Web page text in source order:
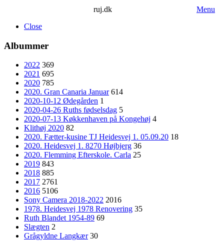
ruj.dk
Menu
Close
Albummer
2022 369
2021 695
2020 785
2020. Gran Canaria Januar 614
2020-10-12 Ødegården 1
2020-04-26 Ruths fødselsdag 5
2020-07-13 Køkkenhaven på Kongehøj 4
Klithøj 2020 82
2020. Fætter-kusine TJ Heidesvej 1. 05.09.20 18
2020. Heidesvej 1. 8270 Højbjerg 36
2020. Flemming Efterskole. Carla 25
2019 843
2018 885
2017 2761
2016 5106
Sony Camera 2018-2022 2016
1978. Heidesvej 1978 Renovering 35
Ruth Blandet 1954-89 69
Slægten 2
Grågyldne Langkær 30